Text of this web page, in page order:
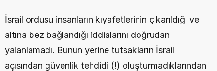
İsrail ordusu insanların kıyafetlerinin çıkarıldığı ve
altına bez bağlandığı iddialarını doğrudan
yalanlamadı. Bunun yerine tutsakların İsrail
açısından güvenlik tehdidi (!) oluşturmadıklarından